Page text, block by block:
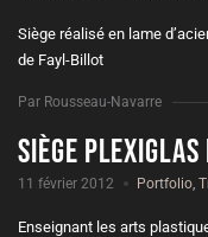
Siège réalisé en lame
de Fayl-Billot
Par Rousseau-Navarre
Siège
11 février 2012 Portfolio,
Enseignant les arts